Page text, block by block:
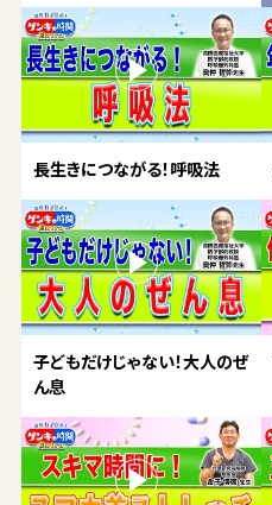
長生きにつながる！呼吸法
子どもだけじゃない！大人のぜ
ん息